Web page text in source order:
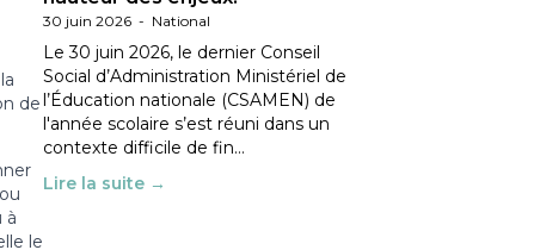
de
à
le
30 juin 2026 - National
Le 30 juin 2026, le dernier Conseil
Social d’Administration Ministériel de
l’Éducation nationale (CSAMEN) de
l'année scolaire s’est réuni dans un
contexte difficile de fin…
Lire la suite →